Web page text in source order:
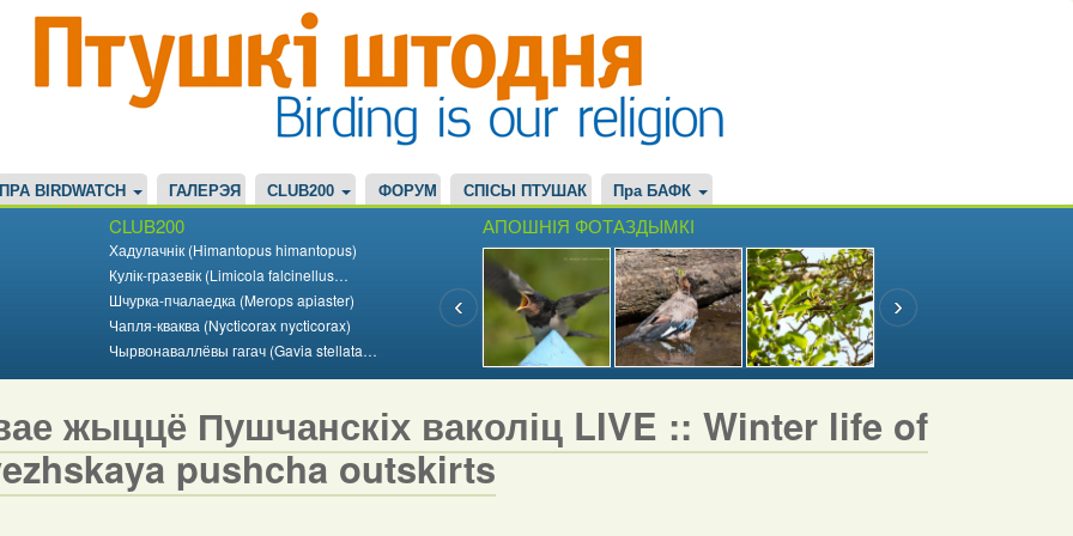
ПРА BIRDWATCH ГАЛЕРЭЯ CLUB200 ФОРУМ СПІСЫ ПТУШАК Пра БАФК
CLUB200
Хадулачнік (Himantopus himantopus)
Кулік-гразевік (Limicola falcinellus…
Шчурка-пчалаедка (Merops apiaster)
Чапля-кваква (Nycticorax nycticorax)
Чырвонаваллёвы гагач (Gavia stellata…
АПОШНІЯ ФОТАЗДЫМКІ
жыццё Пушчанскіх ваколіц LIVE :: Winter life of
pushcha outskirts